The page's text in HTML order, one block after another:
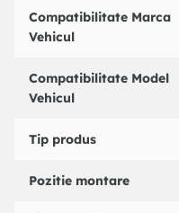
CEF : 512573
DELPHI : LH6685
NK : 852675
TRW : PHD7072
sbs : 1330852675
Compatibilitate Marca
Vehicul
Compatibilitate Model
Vehicul
Tip produs
Pozitie montare